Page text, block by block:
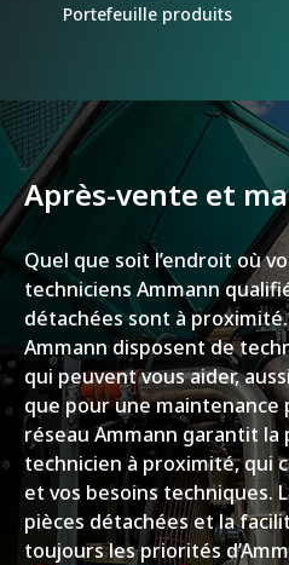
Portefeuille produits
Après-vente et
Quel que soit l’endroit où
techniciens Ammann
détachées sont à
Ammann disposent de
qui peuvent vous aider,
que pour une maintenance
réseau Ammann garantit la
technicien à proximité, qui
et vos besoins techniques.
pièces détachées et la
toujours les priorités